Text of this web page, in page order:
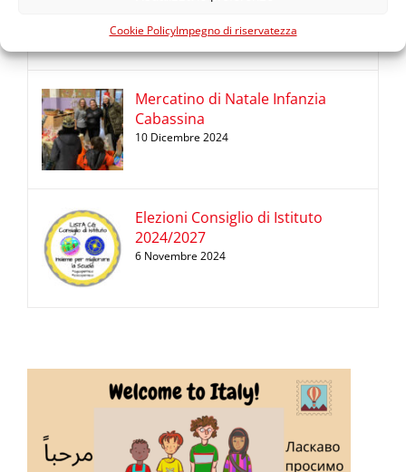
Cookie PolicyImpegno di riservatezza
Mercatino di Natale Infanzia
Cabassina
10 Dicembre 2024
Elezioni Consiglio di Istituto
2024/2027
6 Novembre 2024